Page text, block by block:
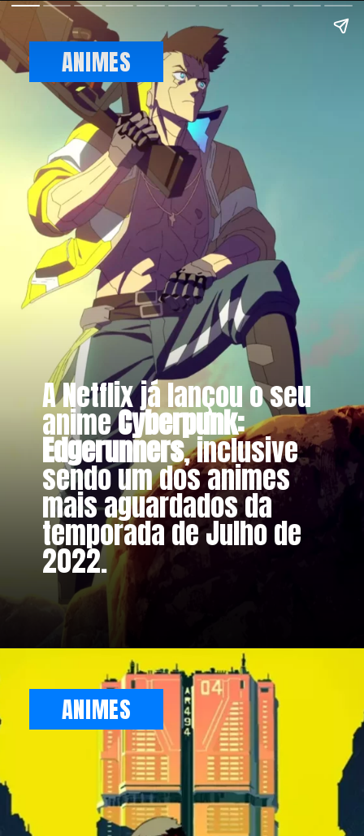
A Netflix já lançou o seu
animeCyberpunk:
Edgerunners, inclusive
sendo um dos animes
mais aguardados da
temporada de Julho de
2022.
ANIMES
ANIMES